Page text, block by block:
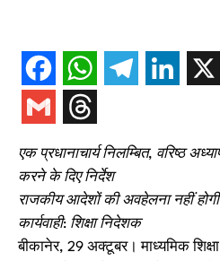
एक प्रधानाचार्य निलम्बित, वरिष्ठ
करने के दिए निर्देश
राजकीय आदेशों की अवहेलना नहीं
कार्यवाही: शिक्षा निदेशक
बीकानेर, 29 अक्टूबर। माध्यमिक